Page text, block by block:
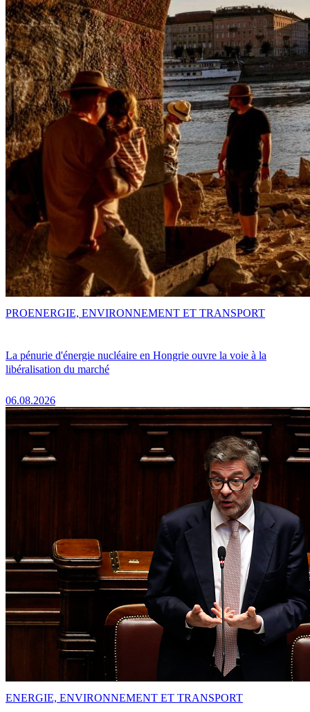
La pénurie d'énergie nucléaire en Hongrie ouvre la voie à la
libéralisation du marché
06.08.2026
PROENERGIE, ENVIRONNEMENT ET TRANSPORT
ENERGIE, ENVIRONNEMENT ET TRANSPORT